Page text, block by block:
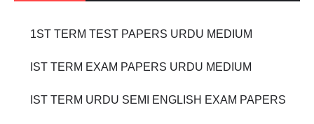
1ST TERM TEST PAPERS URDU MEDIUM
IST TERM EXAM PAPERS URDU MEDIUM
IST TERM URDU SEMI ENGLISH EXAM PAPERS